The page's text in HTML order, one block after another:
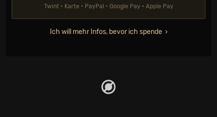
Twint • Karte • PayPal • Google Pay • Apple Pay
Ich will mehr Infos, bevor ich spende